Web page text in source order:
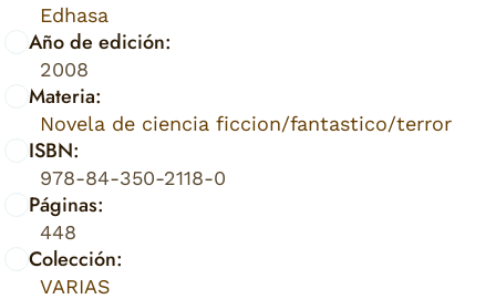
Edhasa
Año de edición:
2008
Materia:
Novela de ciencia ficcion/fantastico/terror
ISBN:
978-84-350-2118-0
Páginas:
448
Colección:
VARIAS